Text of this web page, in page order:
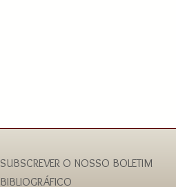
SUBSCREVER O NOSSO BOLETIM
BIBLIOGRÁFICO